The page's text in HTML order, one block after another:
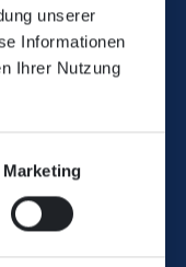
unserer
Informationen
Ihrer Nutzung
Marketing